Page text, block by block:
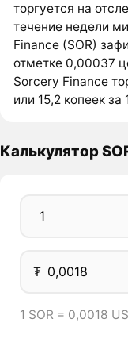
торгуется на
течение недели
Finance (SOR)
отметке 0,00037
Sorcery Finance
или 15,2 копеек за
Калькулятор
₮
1 SOR = 0,0018